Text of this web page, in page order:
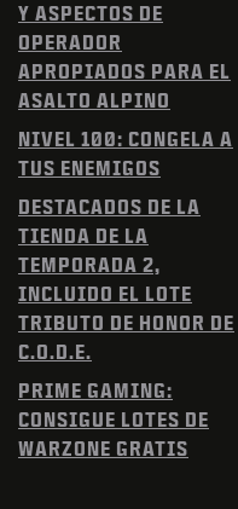
Y ASPECTOS DE
OPERADOR
APROPIADOS PARA EL
ASALTO ALPINO
NIVEL 100: CONGELA A
TUS ENEMIGOS
DESTACADOS DE LA
TIENDA DE LA
TEMPORADA 2,
INCLUIDO EL LOTE
TRIBUTO DE HONOR DE
C.O.D.E.
PRIME GAMING:
CONSIGUE LOTES DE
WARZONE GRATIS